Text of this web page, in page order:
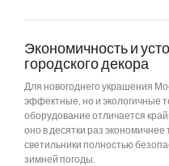
Экономичность и
городского декора
Для новогоднего украшения
эффектные, но и экологичные
оборудование отличается
оно в десятки раз
светильники полностью
зимней погоды.